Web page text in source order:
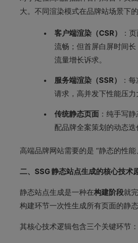
大。不同渲染模式在品牌站场景下
客户端渲染（CSR）
：
流畅；但首屏白屏时间
流量增长诉求。
服务端渲染（SSR）
：
请求，高并发下性能压
传统静态页面 ：纯手写
配品牌全案策划的动态迭
高端品牌网站需要的是 “静态的性
二、SSG 静态站点生成的核心技术
静态站点生成是一种在构建阶段就
构建环节一次性生成所有页面的静
其核心技术逻辑包含三个关键环节：